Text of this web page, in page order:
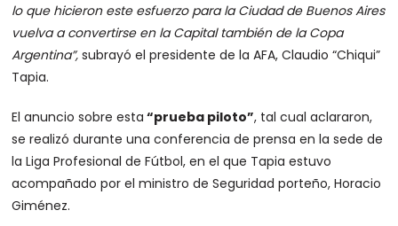
lo que hicieron este esfuerzo para la Ciudad de Buenos Aires
vuelva a convertirse en la Capital también de la Copa
Argentina”, subrayó el presidente de la AFA, Claudio “Chiqui”
Tapia.
El anuncio sobre esta “prueba piloto”, tal cual aclararon,
se realizó durante una conferencia de prensa en la sede de
la Liga Profesional de Fútbol, en el que Tapia estuvo
acompañado por el ministro de Seguridad porteño, Horacio
Giménez.